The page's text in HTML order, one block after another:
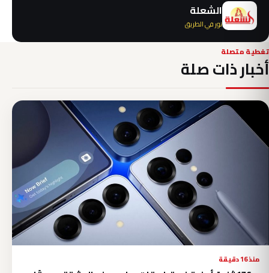
الشعلة
نور في الطريق
تغطية متصلة
أخبار ذات صلة
منذ 16 دقيقة